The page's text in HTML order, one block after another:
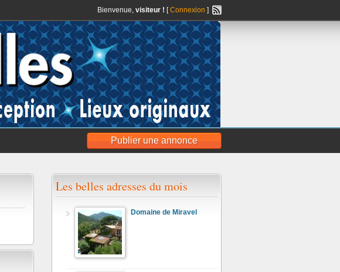
Bienvenue, visiteur ! [Connexion ]
Publier une annonce
Les belles adresses du mois
Domaine de Miravel